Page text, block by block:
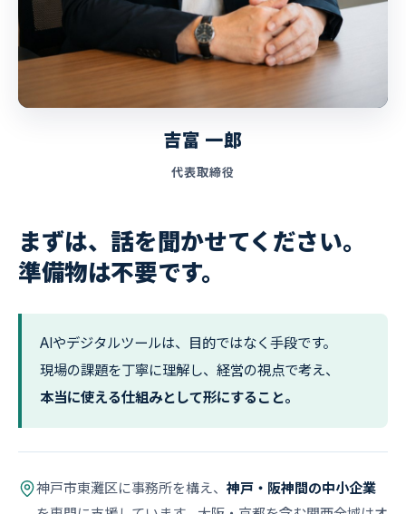
吉富 一郎
代表取締役
まずは、話を聞かせてください。
準備物は不要です。
AIやデジタルツールは、目的ではなく手段です。
現場の課題を丁寧に理解し、経営の視点で考え、
本当に使える仕組みとして形にすること。
神戸市東灘区に事務所を構え、 神戸・阪神間の中小企業